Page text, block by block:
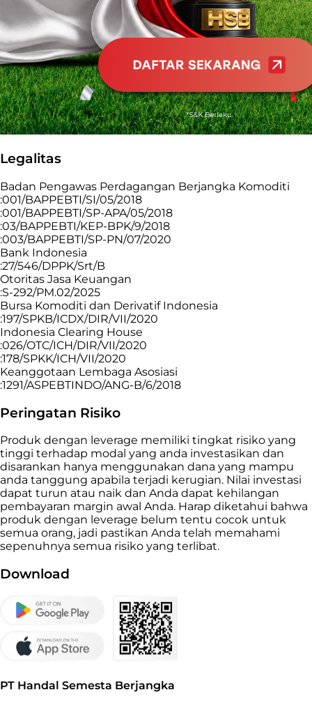
Legalitas
Badan Pengawas Perdagangan Berjangka Komoditi
:001/BAPPEBTI/SI/05/2018
:001/BAPPEBTI/SP-APA/05/2018
:03/BAPPEBTI/KEP-BPK/9/2018
:003/BAPPEBTI/SP-PN/07/2020
Bank Indonesia
:27/546/DPPK/Srt/B
Otoritas Jasa Keuangan
:S-292/PM.02/2025
Bursa Komoditi dan Derivatif Indonesia
:197/SPKB/ICDX/DIR/VII/2020
Indonesia Clearing House
:026/OTC/ICH/DIR/VII/2020
:178/SPKK/ICH/VII/2020
Keanggotaan Lembaga Asosiasi
:1291/ASPEBTINDO/ANG-B/6/2018
Peringatan Risiko
Produk dengan leverage memiliki tingkat risiko yang
tinggi terhadap modal yang anda investasikan dan
disarankan hanya menggunakan dana yang mampu
anda tanggung apabila terjadi kerugian. Nilai investasi
dapat turun atau naik dan Anda dapat kehilangan
pembayaran margin awal Anda. Harap diketahui bahwa
produk dengan leverage belum tentu cocok untuk
semua orang, jadi pastikan Anda telah memahami
sepenuhnya semua risiko yang terlibat.
Download
PT Handal Semesta Berjangka